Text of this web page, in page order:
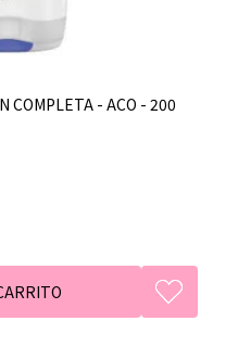
COMPLETA - ACO - 200